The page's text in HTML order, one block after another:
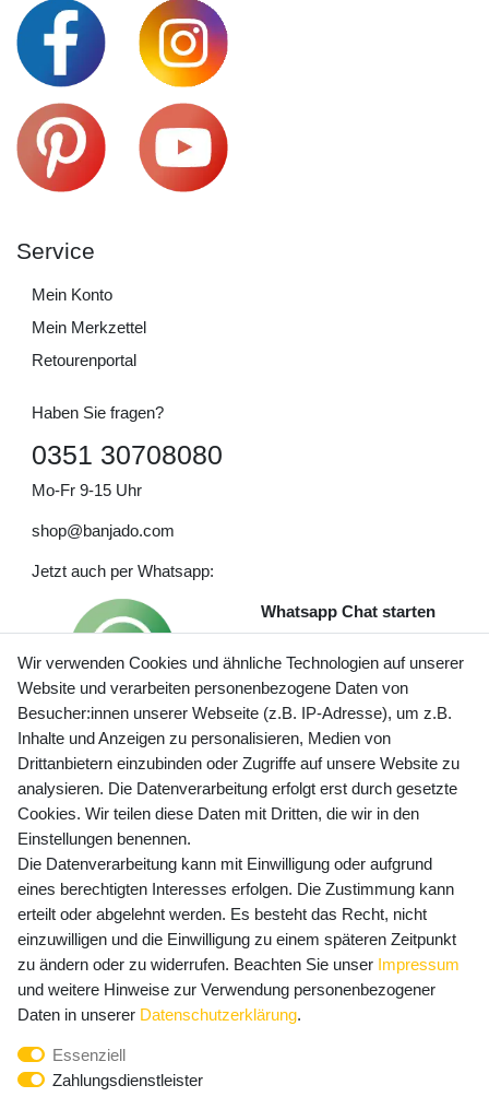
Service
Mein Konto
Mein Merkzettel
Retourenportal
Haben Sie fragen?
0351 30708080
Mo-Fr 9-15 Uhr
shop@banjado.com
Jetzt auch per Whatsapp:
Whatsapp Chat starten
Preisangaben inkl. gesetzl. MwSt. und zzgl. Service- und
Versandkosten
Newsletter Anmeldung - Keine Angebote
mehr verpassen!
E-MAIL **
Newsletter
Honig
Hiermit bestätige ich, dass ich dieDaten­schutz­erklärung
widerrufen.**
Wir verwenden Cookies und ähnliche Technologien auf unserer
Website und verarbeiten personenbezogene Daten von
Besucher:innen unserer Webseite (z.B. IP-Adresse), um z.B.
Inhalte und Anzeigen zu personalisieren, Medien von
Drittanbietern einzubinden oder Zugriffe auf unsere Website zu
analysieren. Die Datenverarbeitung erfolgt erst durch gesetzte
Cookies. Wir teilen diese Daten mit Dritten, die wir in den
Einstellungen benennen.
Die Datenverarbeitung kann mit Einwilligung oder aufgrund
eines berechtigten Interesses erfolgen. Die Zustimmung kann
erteilt oder abgelehnt werden. Es besteht das Recht, nicht
einzuwilligen und die Einwilligung zu einem späteren Zeitpunkt
zu ändern oder zu widerrufen. Beachten Sie unser Impressum
und weitere Hinweise zur Verwendung personenbezogener
Daten in unserer Daten­schutz­erklärung.
Essenziell
Zahlungsdienstleister